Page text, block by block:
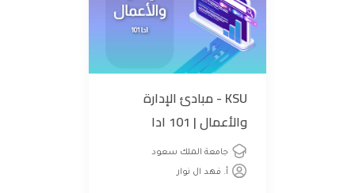
KSU - مبادئ الإدارة
والأعمال | 101 ادا
جامعة الملك سعود
أ. فهد ال نوار